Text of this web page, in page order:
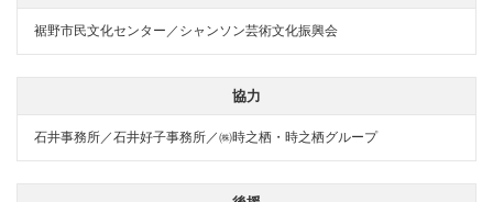
裾野市民文化センター／シャンソン芸術文化振興会
協力
石井事務所／石井好子事務所／㈱時之栖・時之栖グループ